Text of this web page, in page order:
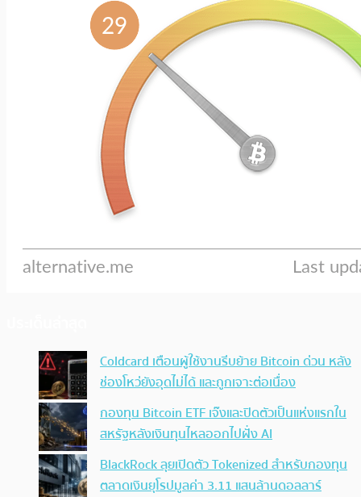
Coldcard เตือนผู้ใช้งานรีบย้าย Bitcoin ด่วน หลัง
ช่องโหว่ยังอุดไม่ได้ และถูกเจาะต่อเนื่อง
กองทุน Bitcoin ETF เจ๊งและปิดตัวเป็นแห่งแรกใน
สหรัฐหลังเงินทุนไหลออกไปฝั่ง AI
BlackRock ลุยเปิดตัว Tokenized สำหรับกองทุน
ตลาดเงินยุโรปมูลค่า 3.11 แสนล้านดอลลาร์